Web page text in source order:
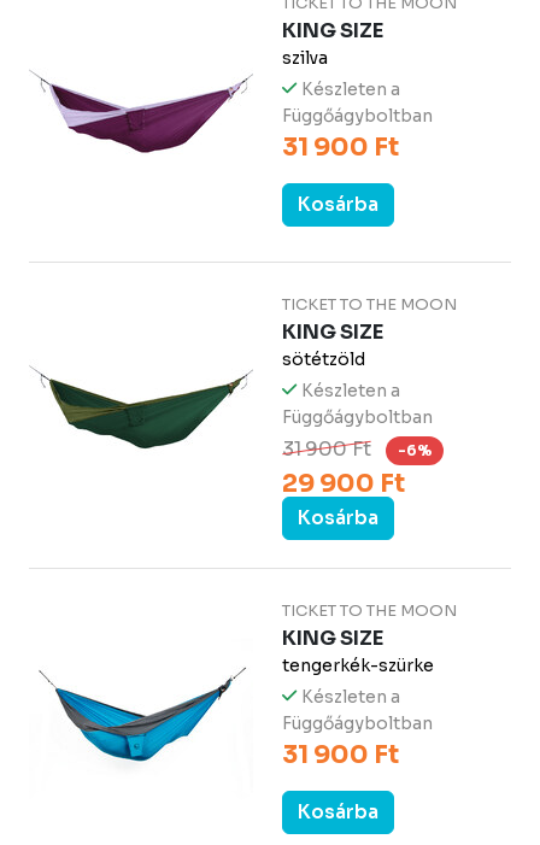
KING SIZE
szilva
Készleten a
Függőágyboltban
31 900 Ft
Kosárba
TICKET TO THE MOON
KING SIZE
sötétzöld
Készleten a
Függőágyboltban
31 900 Ft -6%
29 900 Ft
Kosárba
TICKET TO THE MOON
KING SIZE
tengerkék-szürke
Készleten a
Függőágyboltban
31 900 Ft
Kosárba